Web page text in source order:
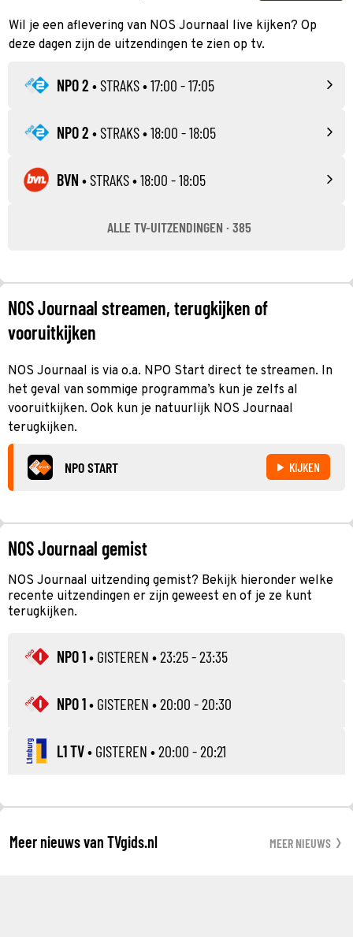
Wil je een aflevering van NOS Journaal live kijken? Op
deze dagen zijn de uitzendingen te zien op tv.
NPO 2 •STRAKS• 17:00 - 17:05
NPO 2 •STRAKS• 18:00 - 18:05
BVN •STRAKS• 18:00 - 18:05
ALLE TV-UITZENDINGEN · 385
NOS Journaal streamen, terugkijken of
vooruitkijken
NOS Journaal is via o.a. NPO Start direct te streamen. In
het geval van sommige programma’s kun je zelfs al
vooruitkijken. Ook kun je natuurlijk NOS Journaal
terugkijken.
NPO START KIJKEN
NOS Journaal gemist
NOS Journaal uitzending gemist? Bekijk hieronder welke
recente uitzendingen er zijn geweest en of je ze kunt
terugkijken.
NPO 1• GISTEREN • 23:25 - 23:35
NPO 1• GISTEREN • 20:00 - 20:30
L1 TV• GISTEREN • 20:00 - 20:21
Meer nieuws van TVgids.nl MEER NIEUWS